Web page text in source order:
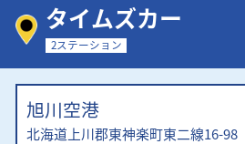
タイムズカー
2ステーション
旭川空港
北海道上川郡東神楽町東二線16-98